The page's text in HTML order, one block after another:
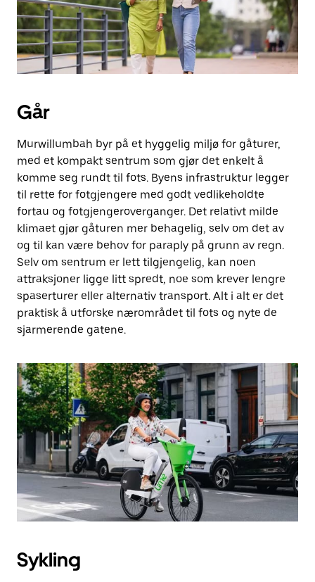
Går
Murwillumbah byr på et hyggelig miljø for gåturer,
med et kompakt sentrum som gjør det enkelt å
komme seg rundt til fots. Byens infrastruktur legger
til rette for fotgjengere med godt vedlikeholdte
fortau og fotgjengeroverganger. Det relativt milde
klimaet gjør gåturen mer behagelig, selv om det av
og til kan være behov for paraply på grunn av regn.
Selv om sentrum er lett tilgjengelig, kan noen
attraksjoner ligge litt spredt, noe som krever lengre
spaserturer eller alternativ transport. Alt i alt er det
praktisk å utforske nærområdet til fots og nyte de
sjarmerende gatene.
Sykling